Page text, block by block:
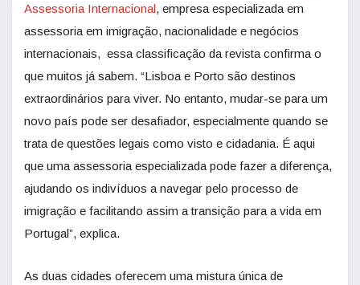
Assessoria Internacional, empresa especializada em
assessoria em imigração, nacionalidade e negócios
internacionais, essa classificação da revista confirma o
que muitos já sabem. “Lisboa e Porto são destinos
extraordinários para viver. No entanto, mudar-se para um
novo país pode ser desafiador, especialmente quando se
trata de questões legais como visto e cidadania. É aqui
que uma assessoria especializada pode fazer a diferença,
ajudando os indivíduos a navegar pelo processo de
imigração e facilitando assim a transição para a vida em
Portugal”, explica.
As duas cidades oferecem uma mistura única de